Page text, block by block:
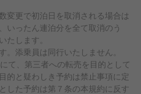
変更で初泊日を取消される場合は
いったん連泊分を全て取消のう
たします。
。添乗員は同行いたしません。
て、第三者への転売を目的として
的と疑わしき予約は禁止事項に定
した予約は第７条の本規約に反す